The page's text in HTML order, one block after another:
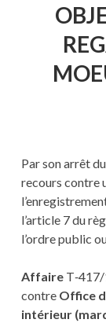
Par son arrêt du
recours contre
l’article 7 du
l’ordre public
Affaire
contre Office
intérieur